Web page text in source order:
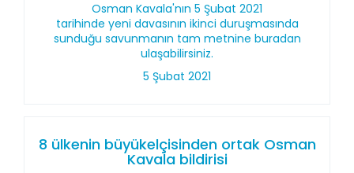
Osman Kavala'nın 5 Şubat 2021
tarihinde yeni davasının ikinci duruşmasında
sunduğu savunmanın tam metnine buradan
ulaşabilirsiniz.
5 Şubat 2021
8 ülkenin büyükelçisinden ortak Osman
Kavala bildirisi